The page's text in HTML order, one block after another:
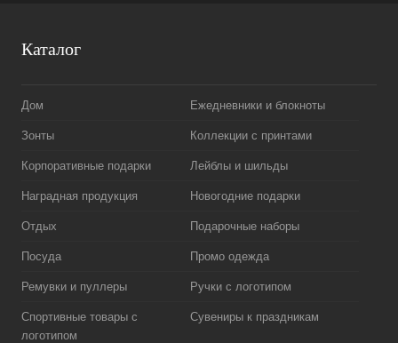
Каталог
Дом Ежедневники и блокноты
Зонты Коллекции с принтами
Корпоративные подарки Лейблы и шильды
Наградная продукция Новогодние подарки
Отдых Подарочные наборы
Посуда Промо одежда
Ремувки и пуллеры Ручки с логотипом
Спортивные товары с
логотипом
Сувениры к праздникам